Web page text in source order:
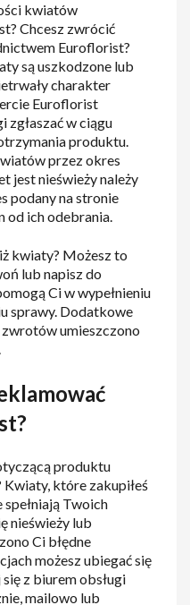
kwiatów
Chcesz zwrócić
Euroflorist?
są uszkodzone lub
charakter
Euroflorist
zgłaszać w ciągu
produktu.
przez okres
jest nieświeży należy
podany na stronie
od ich odebrania.
kwiaty? Możesz to
lub napisz do
Ci w wypełnieniu
sprawy. Dodatkowe
umieszczono
produktu
które zakupiłeś
Twoich
nieświeży lub
Ci błędne
możesz ubiegać się
z biurem obsługi
mailowo lub